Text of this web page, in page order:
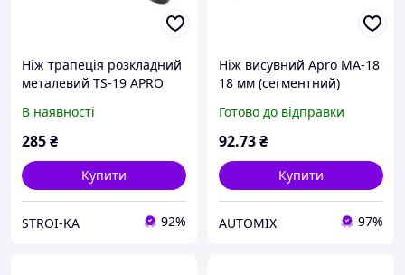
Ніж трапеція розкладний
металевий TS-19 APRO
В наявності
285₴
Купити
STROI-KA 92%
Ніж висувний Apro МА-18
18 мм (сегментний)
Готово до відправки
92.73₴
Купити
AUTOMIX 97%